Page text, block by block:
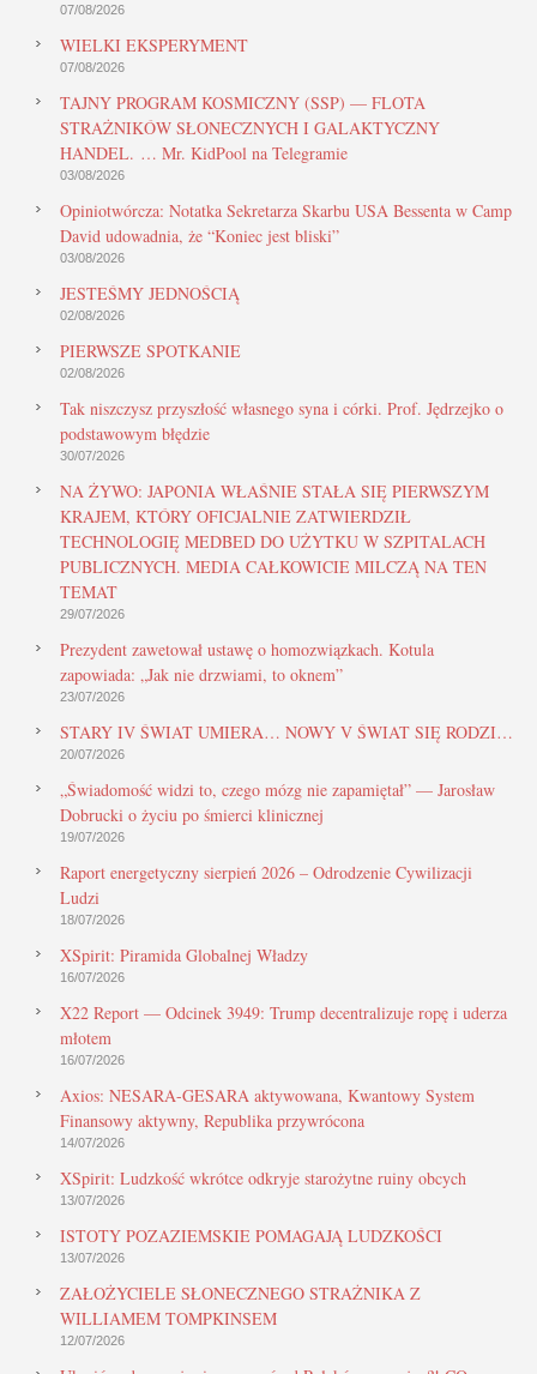
07/08/2026
WIELKI EKSPERYMENT
07/08/2026
TAJNY PROGRAM KOSMICZNY (SSP) — FLOTA
STRAŻNIKÓW SŁONECZNYCH I GALAKTYCZNY
HANDEL. … Mr. KidPool na Telegramie
03/08/2026
Opiniotwórcza: Notatka Sekretarza Skarbu USA Bessenta w Camp
David udowadnia, że “Koniec jest bliski”
03/08/2026
JESTEŚMY JEDNOŚCIĄ
02/08/2026
PIERWSZE SPOTKANIE
02/08/2026
Tak niszczysz przyszłość własnego syna i córki. Prof. Jędrzejko o
podstawowym błędzie
30/07/2026
NA ŻYWO: JAPONIA WŁAŚNIE STAŁA SIĘ PIERWSZYM
KRAJEM, KTÓRY OFICJALNIE ZATWIERDZIŁ
TECHNOLOGIĘ MEDBED DO UŻYTKU W SZPITALACH
PUBLICZNYCH. MEDIA CAŁKOWICIE MILCZĄ NA TEN
TEMAT
29/07/2026
Prezydent zawetował ustawę o homozwiązkach. Kotula
zapowiada: „Jak nie drzwiami, to oknem”
23/07/2026
STARY IV ŚWIAT UMIERA… NOWY V ŚWIAT SIĘ RODZI…
20/07/2026
„Świadomość widzi to, czego mózg nie zapamiętał” — Jarosław
Dobrucki o życiu po śmierci klinicznej
19/07/2026
Raport energetyczny sierpień 2026 – Odrodzenie Cywilizacji
Ludzi
18/07/2026
XSpirit: Piramida Globalnej Władzy
16/07/2026
X22 Report — Odcinek 3949: Trump decentralizuje ropę i uderza
młotem
16/07/2026
Axios: NESARA-GESARA aktywowana, Kwantowy System
Finansowy aktywny, Republika przywrócona
14/07/2026
XSpirit: Ludzkość wkrótce odkryje starożytne ruiny obcych
13/07/2026
ISTOTY POZAZIEMSKIE POMAGAJĄ LUDZKOŚCI
13/07/2026
ZAŁOŻYCIELE SŁONECZNEGO STRAŻNIKA Z
WILLIAMEM TOMPKINSEM
12/07/2026